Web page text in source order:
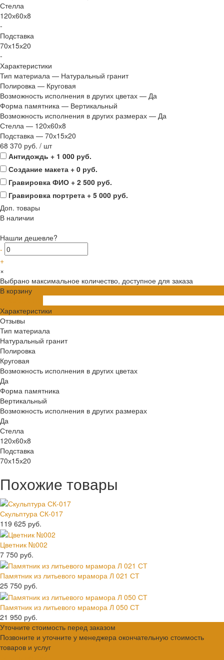
Стелла
120х60х8
-
Подставка
70х15х20
-
Характеристики
Тип материала — Натуральный гранит
Полировка — Круговая
Возможность исполнения в других цветах — Да
Форма памятника — Вертикальный
Возможность исполнения в других размерах — Да
Стелла — 120х60х8
Подставка — 70х15х20
68 370 руб. / шт
Антидождь + 1 000 руб.
Создание макета + 0 руб.
Гравировка ФИО + 2 500 руб.
Гравировка портрета + 5 000 руб.
Доп. товары
В наличии
Нашли дешевле?
-
+
×
Выбрано максимальное количество, доступное для заказа
В корзину
Характеристики
Отзывы
Тип материала
Натуральный гранит
Полировка
Круговая
Возможность исполнения в других цветах
Да
Форма памятника
Вертикальный
Возможность исполнения в других размерах
Да
Стелла
120х60х8
Подставка
70х15х20
Похожие товары
Скульптура СК-017
119 625 руб.
Цветник №002
7 750 руб.
Памятник из литьевого мрамора Л 021 СТ
25 750 руб.
Памятник из литьевого мрамора Л 050 СТ
21 950 руб.
Уточните стоимость перед заказом
Позвоните и уточните у менеджера окончательную стоимость
товаров и услуг